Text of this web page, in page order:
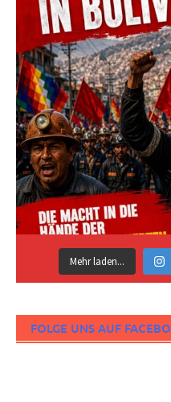
Mehr laden...
FOLGE UNS AUF